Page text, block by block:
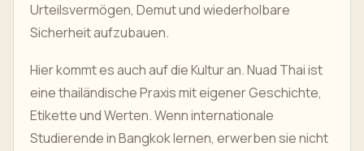
Urteilsvermögen, Demut und wiederholbare
Sicherheit aufzubauen.
Hier kommt es auch auf die Kultur an. Nuad Thai ist
eine thailändische Praxis mit eigener Geschichte,
Etikette und Werten. Wenn internationale
Studierende in Bangkok lernen, erwerben sie nicht